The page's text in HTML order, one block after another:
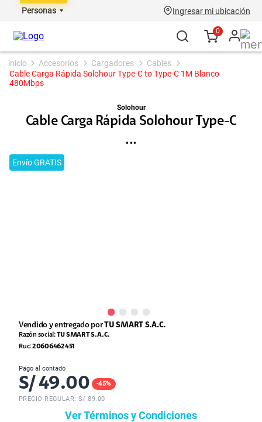
Personas Ingresar mi ubicación
0
accesorios cargadores
cables
Cable Carga Rápida Solohour Type-C to Type-C 1M Blanco
480Mbps
Solohour
Cable Carga Rápida Solohour Type-C
...
Envío GRATIS
Vendido y entregado por TU SMART S.A.C.
Razón social:TU SMART S.A.C.
Ruc:20606462451
Pago al contado
S/ 49.00 -45%
PRECIO REGULAR: S/89.00
Ver Términos y Condiciones